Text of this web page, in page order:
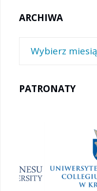
ARCHIWA
Archiwa
PATRONATY